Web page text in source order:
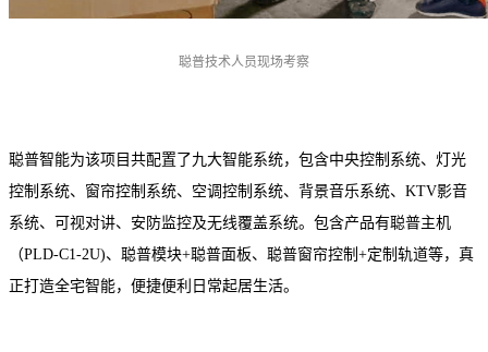
聪普技术人员现场考察
聪普智能为该项目共配置了九大智能系统，包含中央控制系统、灯光
控制系统、窗帘控制系统、空调控制系统、背景音乐系统、KTV影音
系统、可视对讲、安防监控及无线覆盖系统。包含产品有聪普主机
（PLD-C1-2U)、聪普模块+聪普面板、聪普窗帘控制+定制轨道等，真
正打造全宅智能，便捷便利日常起居生活。